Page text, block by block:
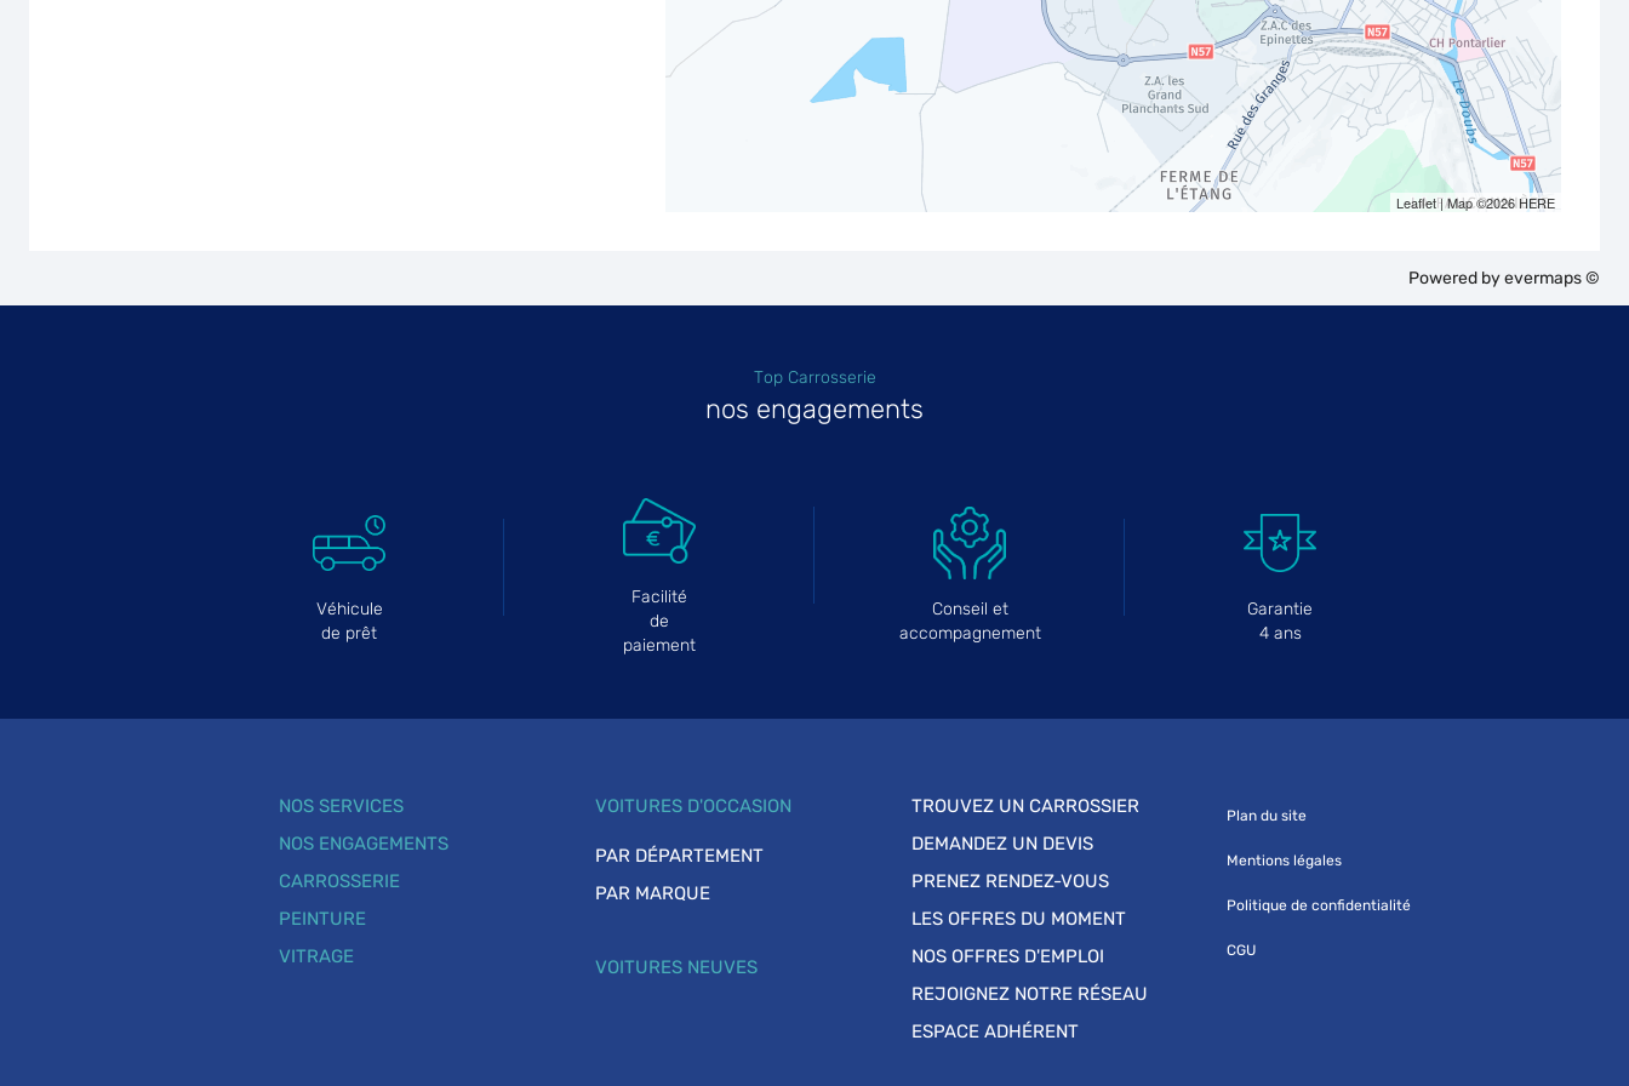
Leaflet| Map ©2026HERE
Powered byevermaps ©
Top Carrosserie
nos engagements
Véhicule
de prêt
Facilité
de
paiement
Conseil et
accompagnement
Garantie
4 ans
NOS SERVICES
NOS ENGAGEMENTS
CARROSSERIE
PEINTURE
VITRAGE
VOITURES D'OCCASION
PAR DÉPARTEMENT
PAR MARQUE
VOITURES NEUVES
TROUVEZ UN CARROSSIER
DEMANDEZ UN DEVIS
PRENEZ RENDEZ-VOUS
LES OFFRES DU MOMENT
NOS OFFRES D'EMPLOI
REJOIGNEZ NOTRE RÉSEAU
ESPACE ADHÉRENT
Plan du site
Mentions légales
Politique de confidentialité
CGU